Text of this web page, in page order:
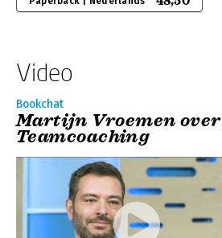
Video
Bookchat
Martijn Vroemen over
Teamcoaching